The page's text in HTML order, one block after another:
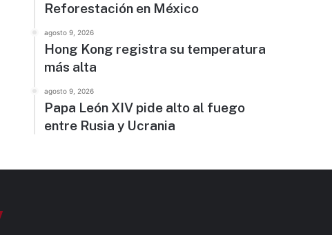
Reforestación en México
agosto 9, 2026
Hong Kong registra su temperatura
más alta
agosto 9, 2026
Papa León XIV pide alto al fuego
entre Rusia y Ucrania